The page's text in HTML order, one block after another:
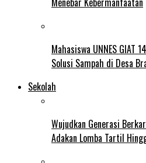
Mahasiswa UNNES GIAT
Solusi Sampah di Desa
Sekolah
Wujudkan Generasi
Adakan Lomba Tartil